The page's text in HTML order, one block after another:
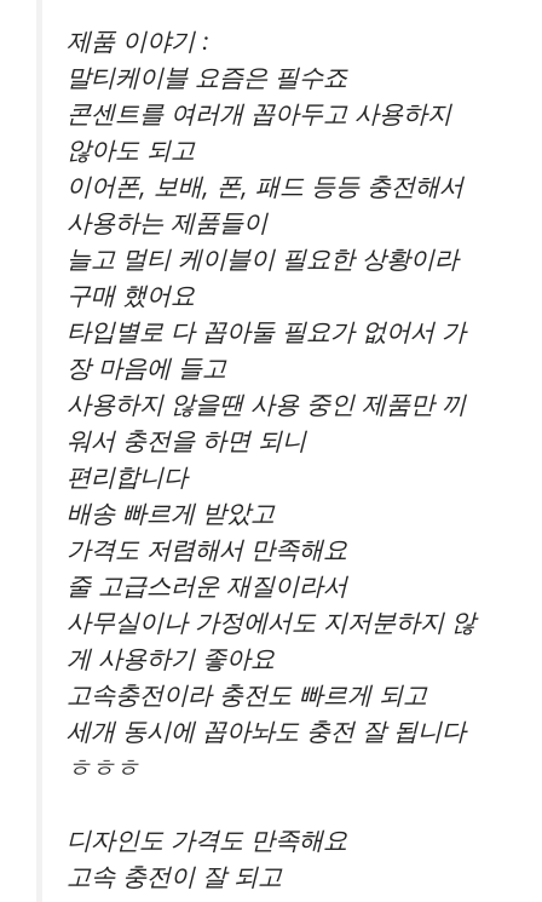
제품 이야기 :
말티케이블 요즘은 필수죠
콘센트를 여러개 꼽아두고 사용하지
않아도 되고
이어폰, 보배, 폰, 패드 등등 충전해서
사용하는 제품들이
늘고 멀티 케이블이 필요한 상황이라
구매 했어요
타입별로 다 꼽아둘 필요가 없어서 가
장 마음에 들고
사용하지 않을땐 사용 중인 제품만 끼
워서 충전을 하면 되니
편리합니다
배송 빠르게 받았고
가격도 저렴해서 만족해요
줄 고급스러운 재질이라서
사무실이나 가정에서도 지저분하지 않
게 사용하기 좋아요
고속충전이라 충전도 빠르게 되고
세개 동시에 꼽아놔도 충전 잘 됩니다
ㅎㅎㅎ
디자인도 가격도 만족해요
고속 충전이 잘 되고